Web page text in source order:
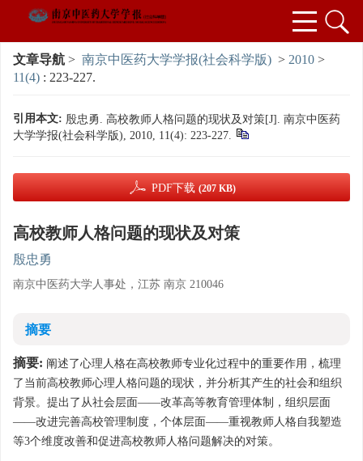
文章导航 > 南京中医药大学学报(社会科学版) > 2010 >
11(4) : 223-227.
引用本文: 殷忠勇. 高校教师人格问题的现状及对策[J]. 南京中医药
大学学报(社会科学版), 2010, 11(4): 223-227.
PDF下载 (207 KB)
高校教师人格问题的现状及对策
殷忠勇
南京中医药大学人事处，江苏 南京 210046
摘要
摘要: 阐述了心理人格在高校教师专业化过程中的重要作用，梳理
了当前高校教师心理人格问题的现状，并分析其产生的社会和组织
背景。提出了从社会层面——改革高等教育管理体制，组织层面
——改进完善高校管理制度，个体层面——重视教师人格自我塑造
等3个维度改善和促进高校教师人格问题解决的对策。